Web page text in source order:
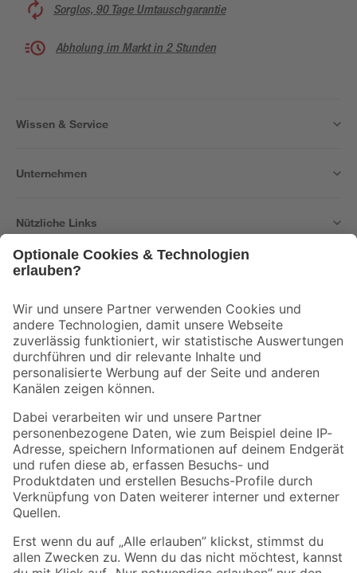
Sorglos, 90 Tage Umtauschgarantie
Abholung im Markt in 2 Stunden
Wissen & Service
Unternehmen
Nützliche Links
Der toom Newsletter: Keine Angebote und Aktionen mehr verpassen!
Zur Newsletter Anmeldung
Folge uns
Zahlungsarten Versandarten
Sicher einkaufen